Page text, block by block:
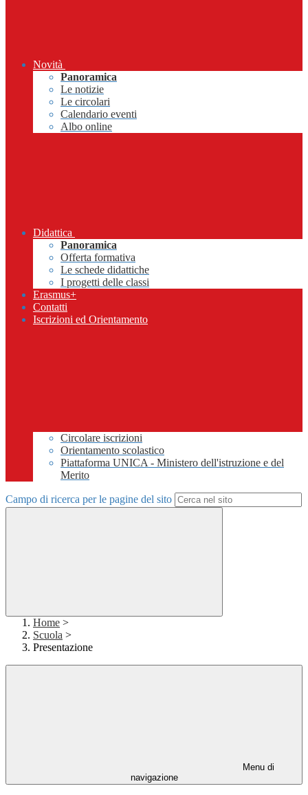
Novità
Panoramica
Le notizie
Le circolari
Calendario eventi
Albo online
Didattica
Panoramica
Offerta formativa
Le schede didattiche
I progetti delle classi
Erasmus+
Contatti
Iscrizioni ed Orientamento
Circolare iscrizioni
Orientamento scolastico
Piattaforma UNICA - Ministero dell'istruzione e del
Merito
Campo di ricerca per le pagine del sito
Home >
Scuola >
Presentazione
Menu di
navigazione